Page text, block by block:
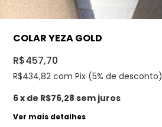
COLAR YEZA GOLD
R$457,70
R$434,82 com Pix (5% de desconto)
6x de R$76,28 sem juros
Ver mais detalhes